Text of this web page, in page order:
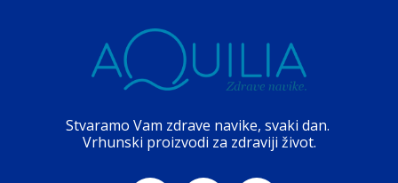
Stvaramo Vam zdrave navike, svaki dan.
Vrhunski proizvodi za zdraviji život.